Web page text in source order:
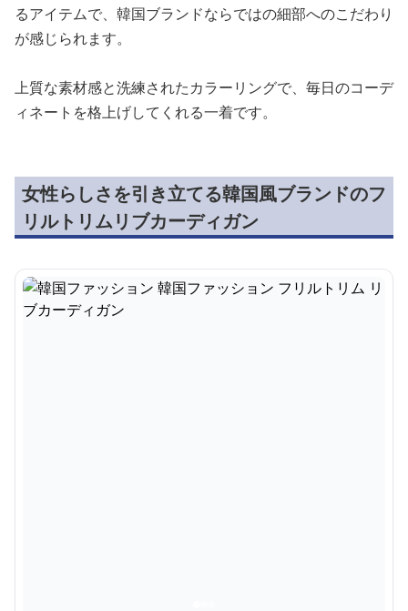
るアイテムで、韓国ブランドならではの細部へのこだわり
が感じられます。
上質な素材感と洗練されたカラーリングで、毎日のコーデ
ィネートを格上げしてくれる一着です。
女性らしさを引き立てる韓国風ブランドのフ
リルトリムリブカーディガン